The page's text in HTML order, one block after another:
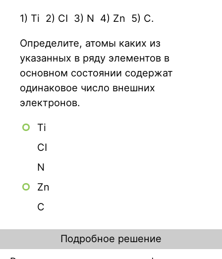
1) Ті 2) СІ 3) N 4) Zn 5) С.
Определите, атомы каких из
указанных в ряду элементов в
основном состоянии содержат
одинаковое число внешних
электронов.
Ті
СІ
N
Zn
С
Подробное решение